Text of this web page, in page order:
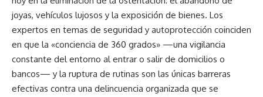
joyas, vehículos lujosos y la exposición de bienes. Los
expertos en temas de seguridad y autoprotección coinciden
en que la «conciencia de 360 grados» —una vigilancia
constante del entorno al entrar o salir de domicilios o
bancos— y la ruptura de rutinas son las únicas barreras
efectivas contra una delincuencia organizada que se